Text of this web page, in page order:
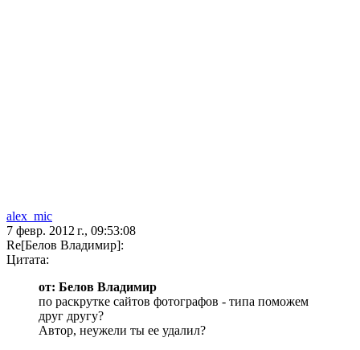
alex_mic
7 февр. 2012 г., 09:53:08
Re[Белов Владимир]:
Цитата:
от: Белов Владимир
по раскрутке сайтов фотографов - типа поможем
друг другу?
Автор, неужели ты ее удалил?